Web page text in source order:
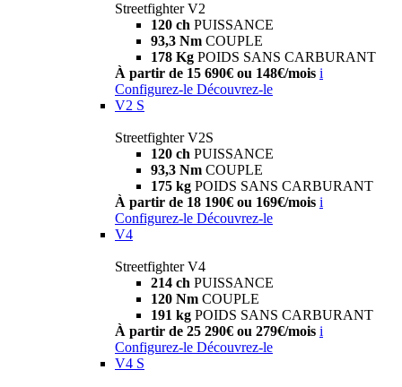
Streetfighter V2
120 ch PUISSANCE
93,3 Nm COUPLE
178 Kg POIDS SANS CARBURANT
À partir de 15 690€ ou 148€/mois i
Configurez-le Découvrez-le
V2 S
Streetfighter V2S
120 ch PUISSANCE
93,3 Nm COUPLE
175 kg POIDS SANS CARBURANT
À partir de 18 190€ ou 169€/mois i
Configurez-le Découvrez-le
V4
Streetfighter V4
214 ch PUISSANCE
120 Nm COUPLE
191 kg POIDS SANS CARBURANT
À partir de 25 290€ ou 279€/mois i
Configurez-le Découvrez-le
V4 S